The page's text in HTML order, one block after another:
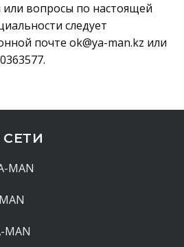
или вопросы по настоящей
следует
почте ok@ya-man.kz или
MAN
MAN